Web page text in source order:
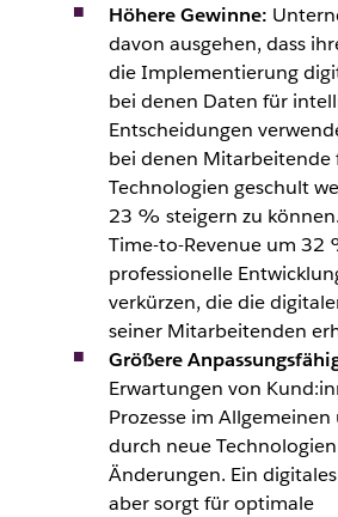
Höhere Gewinne:
davon ausgehen, dass
die Implementierung
bei denen Daten für
Entscheidungen
bei denen Mitarbeitende
Technologien geschult
23 % steigern zu
Time-to-Revenue um 32
professionelle
verkürzen, die die
seiner Mitarbeitenden
Größere
Erwartungen von
Prozesse im
durch neue
Änderungen. Ein
aber sorgt für optimale